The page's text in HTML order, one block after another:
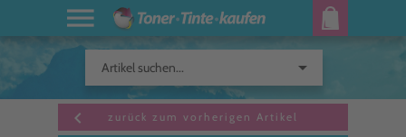
Artikel suchen... arrow_drop_down
zurück zum vorherigen Artikel
keyboard_arrow_left